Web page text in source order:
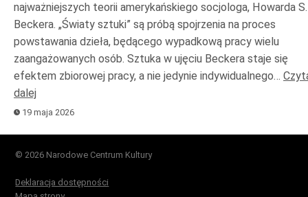
najważniejszych teorii amerykańskiego socjologa, Howarda S.
Beckera. „Światy sztuki” są próbą spojrzenia na proces
powstawania dzieła, będącego wypadkową pracy wielu
zaangażowanych osób. Sztuka w ujęciu Beckera staje się
efektem zbiorowej pracy, a nie jedynie indywidualnego…
dalej
19 maja 2026
© 2026 Narodowe Centrum Kultury
Deklaracja dostępności